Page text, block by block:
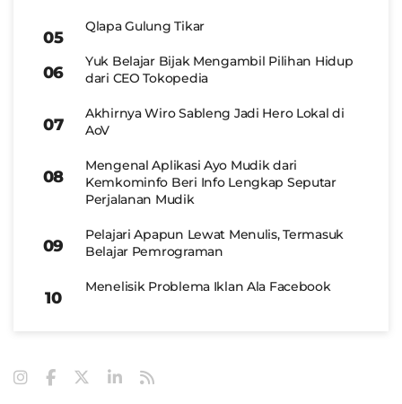
Qlapa Gulung Tikar
Yuk Belajar Bijak Mengambil Pilihan Hidup
dari CEO Tokopedia
Akhirnya Wiro Sableng Jadi Hero Lokal di
AoV
Mengenal Aplikasi Ayo Mudik dari
Kemkominfo Beri Info Lengkap Seputar
Perjalanan Mudik
Pelajari Apapun Lewat Menulis, Termasuk
Belajar Pemrograman
Menelisik Problema Iklan Ala Facebook